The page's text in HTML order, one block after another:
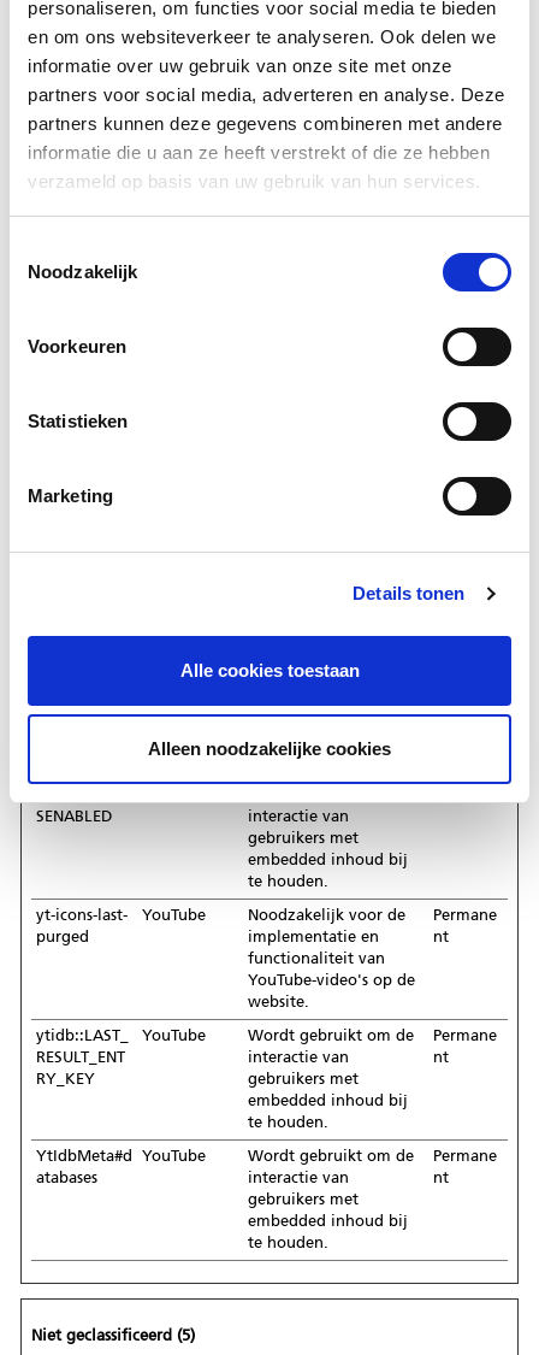
personaliseren, om functies voor social media te bieden
en om ons websiteverkeer te analyseren. Ook delen we
informatie over uw gebruik van onze site met onze
partners voor social media, adverteren en analyse. Deze
partners kunnen deze gegevens combineren met andere
informatie die u aan ze heeft verstrekt of die ze hebben
verzameld op basis van uw gebruik van hun services.
Noodzakelijk
Voorkeuren
Statistieken
Marketing
Details tonen
Alle cookies toestaan
Alleen noodzakelijke cookies
_ga_# Google
Verzamelt gegevens
over het aantal keren
dat een gebruiker de
website heeft bezocht,
evenals data voor het
eerste en meest recente
bezoek. Gebruikt door
Google Analytics.
2 jaar
advertenties weergeven die zijn toegesneden op en relevant
zijn voor de individuele gebruiker. Deze advertenties worden zo
Maximale
_gcl_gs
op de website - Dit
van de advertenties op
optimaliseren.
maanden
Y
YouTube
Wordt gebruikt om de
gebruikers met
embedded inhoud bij
te houden.
SENABLED
interactie van
gebruikers met
embedded inhoud bij
te houden.
yt-icons-last-
purged
YouTube
Noodzakelijk voor de
implementatie en
functionaliteit van
YouTube-video's op de
website.
Permane
nt
ytidb::LAST_
RESULT_ENT
RY_KEY
YouTube
Wordt gebruikt om de
interactie van
gebruikers met
embedded inhoud bij
te houden.
Permane
nt
YtIdbMeta#d
atabases
YouTube
Wordt gebruikt om de
interactie van
gebruikers met
embedded inhoud bij
te houden.
Permane
nt
Niet geclassificeerd (5)